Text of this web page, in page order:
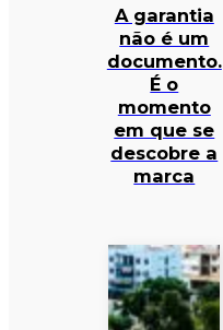
A garantia
não é um
documento.
É o
momento
em que se
descobre a
marca